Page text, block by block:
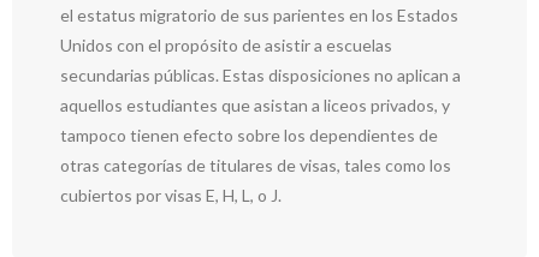
el estatus migratorio de sus parientes en los Estados
Unidos con el propósito de asistir a escuelas
secundarias públicas. Estas disposiciones no aplican a
aquellos estudiantes que asistan a liceos privados, y
tampoco tienen efecto sobre los dependientes de
otras categorías de titulares de visas, tales como los
cubiertos por visas E, H, L, o J.